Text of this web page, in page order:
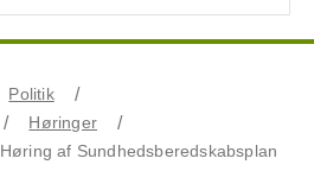
Politik
Høringer
Høring af Sundhedsberedskabsplan